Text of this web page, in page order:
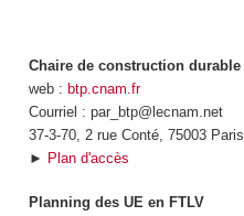
Chaire de construction durable
web : btp.cnam.fr
Courriel : par_btp@lecnam.net
37-3-70, 2 rue Conté, 75003 Paris
► Plan d'accès
Planning des UE en FTLV